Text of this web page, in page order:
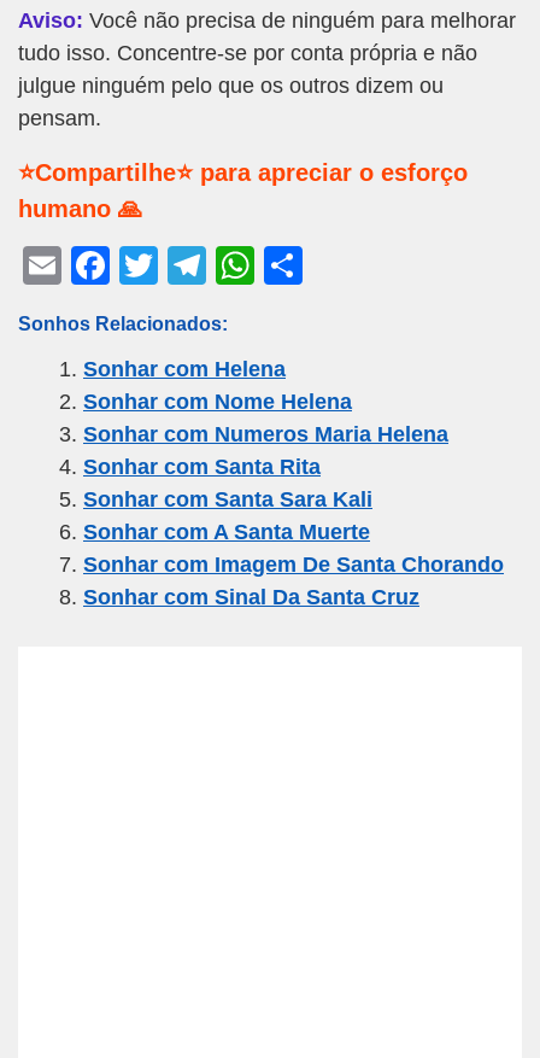
Aviso: Você não precisa de ninguém para melhorar
tudo isso. Concentre-se por conta própria e não
julgue ninguém pelo que os outros dizem ou
pensam.
⭐Compartilhe⭐ para apreciar o esforço
humano 🙏
E
ail
F
c
e
b
o
o
k
T
tt
er
T
e
gr
a
m
W
s
A
p
p
Sonhos Relacionados:
Sonhar com Helena
Sonhar com Nome Helena
Sonhar com Numeros Maria Helena
Sonhar com Santa Rita
Sonhar com Santa Sara Kali
Sonhar com A Santa Muerte
Sonhar com Imagem De Santa Chorando
Sonhar com Sinal Da Santa Cruz